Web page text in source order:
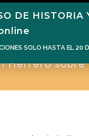
Home
Herrero sobre
DE HISTORIA
SOLO HASTA EL 20